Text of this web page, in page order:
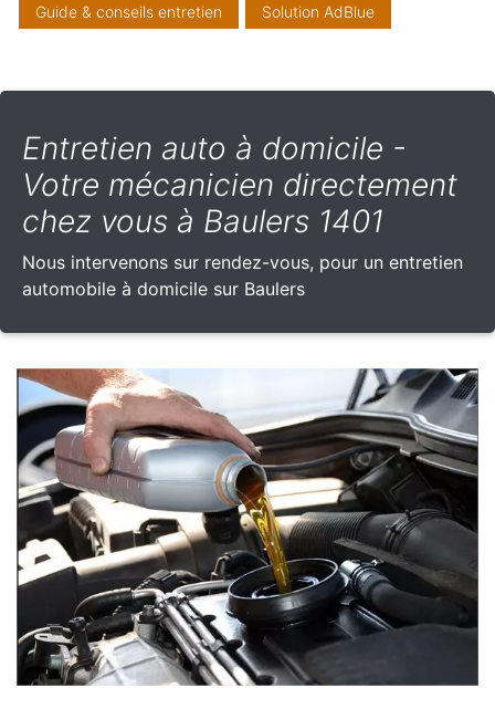
Guide & conseils entretien Solution AdBlue
Entretien auto à domicile -
Votre mécanicien directement
chez vous à Baulers 1401
Nous intervenons sur rendez-vous, pour un entretien
automobile à domicile sur Baulers